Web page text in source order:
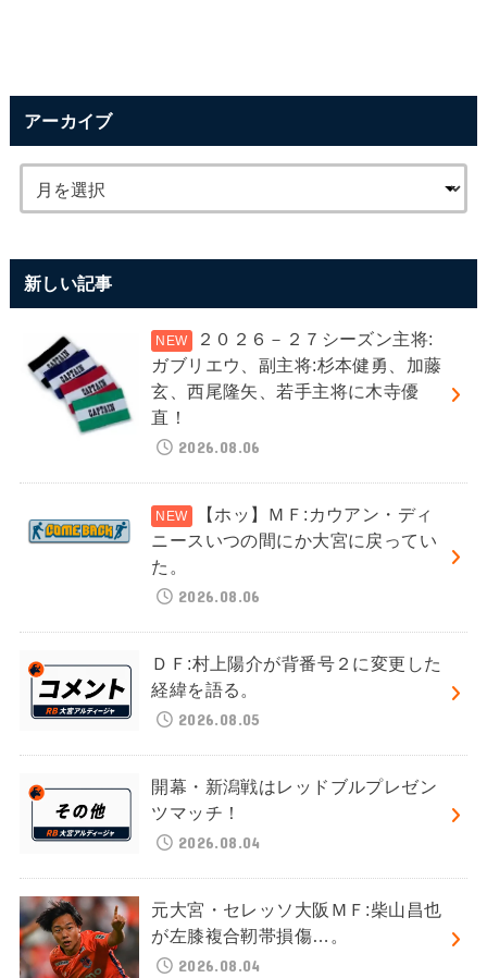
アーカイブ
新しい記事
２０２６－２７シーズン主将:
ガブリエウ、副主将:杉本健勇、加藤
玄、西尾隆矢、若手主将に木寺優
直！
2026.08.06
【ホッ】ＭＦ:カウアン・ディ
ニースいつの間にか大宮に戻ってい
た。
2026.08.06
ＤＦ:村上陽介が背番号２に変更した
経緯を語る。
2026.08.05
開幕・新潟戦はレッドブルプレゼン
ツマッチ！
2026.08.04
元大宮・セレッソ大阪ＭＦ:柴山昌也
が左膝複合靭帯損傷…。
2026.08.04